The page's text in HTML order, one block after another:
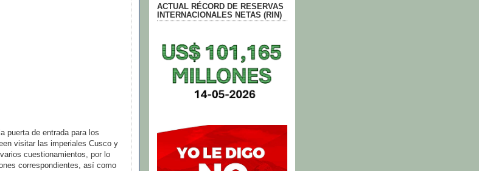
puerta de entrada para los
visitar las imperiales Cusco y
cuestionamientos, por lo
correspondientes, así como
ACTUAL RÉCORD DE RESERVAS
INTERNACIONALES NETAS (RIN)